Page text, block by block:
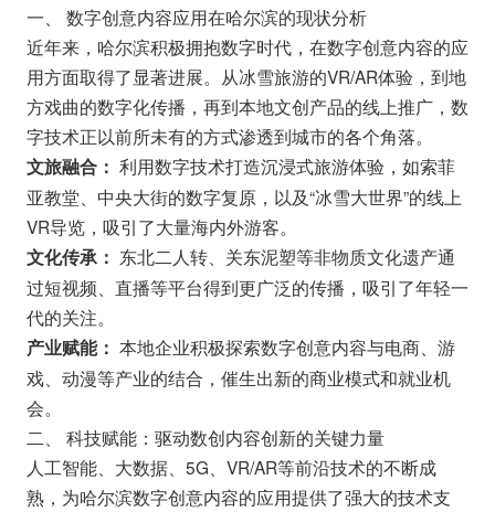
一、 数字创意内容应用在哈尔滨的现状分析
近年来，哈尔滨积极拥抱数字时代，在数字创意内容的应
用方面取得了显著进展。从冰雪旅游的VR/AR体验，到地
方戏曲的数字化传播，再到本地文创产品的线上推广，数
字技术正以前所未有的方式渗透到城市的各个角落。
文旅融合： 利用数字技术打造沉浸式旅游体验，如索菲
亚教堂、中央大街的数字复原，以及“冰雪大世界”的线上
VR导览，吸引了大量海内外游客。
文化传承： 东北二人转、关东泥塑等非物质文化遗产通
过短视频、直播等平台得到更广泛的传播，吸引了年轻一
代的关注。
产业赋能： 本地企业积极探索数字创意内容与电商、游
戏、动漫等产业的结合，催生出新的商业模式和就业机
会。
二、 科技赋能：驱动数创内容创新的关键力量
人工智能、大数据、5G、VR/AR等前沿技术的不断成
熟，为哈尔滨数字创意内容的应用提供了强大的技术支